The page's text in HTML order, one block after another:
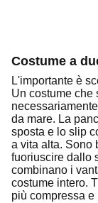
Costume a
L'importante è
Un costume che
da mare. La
sposta e lo slip
a vita alta. Sono
fuoriuscire dallo
combinano i
costume intero.
più compressa